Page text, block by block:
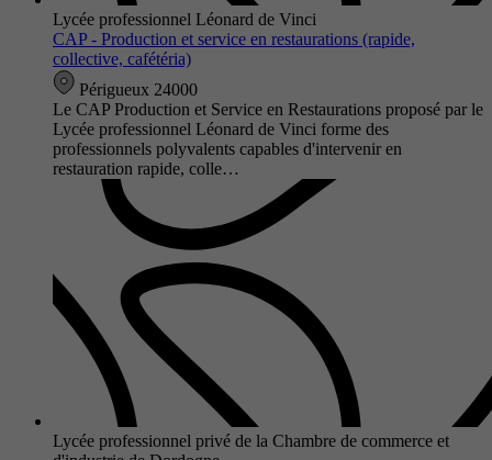
Lycée professionnel Léonard de Vinci
CAP - Production et service en restaurations (rapide,
collective, cafétéria)
Périgueux 24000
Le CAP Production et Service en Restaurations proposé par le
Lycée professionnel Léonard de Vinci forme des
professionnels polyvalents capables d'intervenir en
restauration rapide, colle…
Lycée professionnel privé de la Chambre de commerce et